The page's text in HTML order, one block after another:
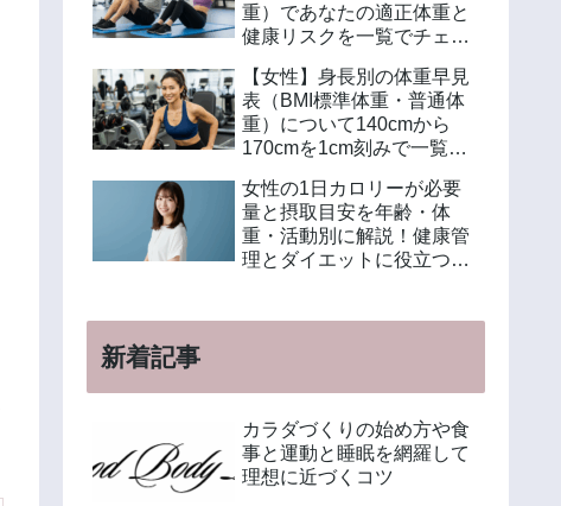
重）であなたの適正体重と
健康リスクを一覧でチェッ
【女性】身長別の体重早見
表（BMI標準体重・普通体
重）について140cmから
170cmを1cm刻みで一覧解
算方法も紹介
女性の1日カロリーが必要
量と摂取目安を年齢・体
重・活動別に解説！健康管
理とダイエットに役立つ計
新着記事
カラダづくりの始め方や食
事と運動と睡眠を網羅して
理想に近づくコツ